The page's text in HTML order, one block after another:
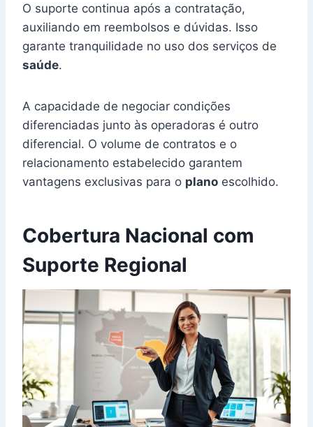
O suporte continua após a contratação,
auxiliando em reembolsos e dúvidas. Isso
garante tranquilidade no uso dos serviços de
saúde.
A capacidade de negociar condições
diferenciadas junto às operadoras é outro
diferencial. O volume de contratos e o
relacionamento estabelecido garantem
vantagens exclusivas para o plano escolhido.
Cobertura Nacional com
Suporte Regional